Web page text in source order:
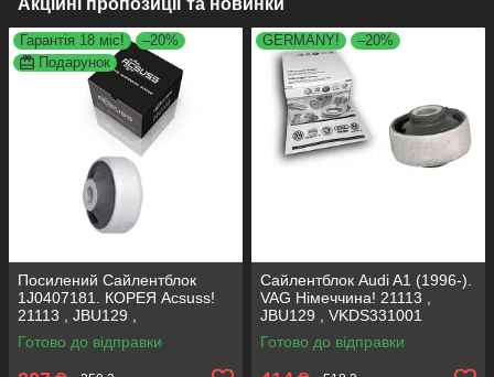
Гарантія 18 міс!
–20%
Подарунок
Посилений Сайлентблок
1J0407181. КОРЕЯ Acsuss!
21113 , JBU129 ,
VKDS331001
Готово до відправки
GERMANY! –20%
Сайлентблок Audi A1 (1996-).
VAG Німеччина! 21113 ,
JBU129 , VKDS331001
Готово до відправки